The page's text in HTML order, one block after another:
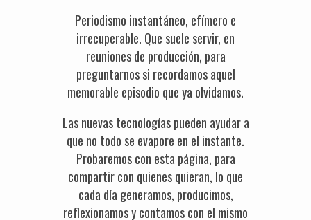
Periodismo instantáneo, efímero e
irrecuperable. Que suele servir, en
reuniones de producción, para
preguntarnos si recordamos aquel
memorable episodio que ya olvidamos.
Las nuevas tecnologías pueden ayudar a
que no todo se evapore en el instante.
Probaremos con esta página, para
compartir con quienes quieran, lo que
cada día generamos, producimos,
reflexionamos y contamos con el mismo